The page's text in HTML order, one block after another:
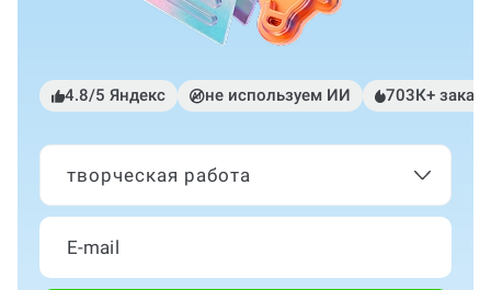
4.8/5 Яндекс не используем ИИ 703К+
творческая работа